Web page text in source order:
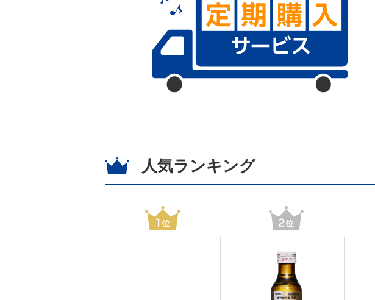
人気ランキング